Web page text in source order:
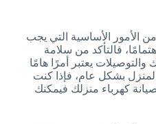
الأمور الأساسية التي يجب
فالتأكد من سلامة
والتوصيلات يعتبر أمرًا هامًا
بشكل عام، فإذا كنت
كهرباء منزلك فيمكنك